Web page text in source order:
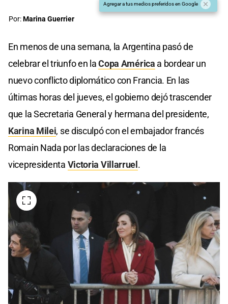
Agregar a tus medios preferidos en Google
Por:Marina Guerrier
En menos de una semana, la Argentina pasó de
celebrar el triunfo en laCopa América a bordear un
nuevo conflicto diplomático con Francia. En las
últimas horas del jueves, el gobierno dejó trascender
que la Secretaria General y hermana del presidente,
Karina Milei, se disculpó con el embajador francés
Romain Nada por las declaraciones de la
vicepresidenta Victoria Villarruel.